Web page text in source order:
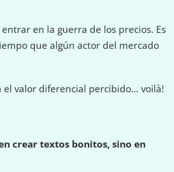
en la guerra de los precios. Es
que algún actor del mercado
el valor diferencial percibido… voilà!
crear textos bonitos, sino en